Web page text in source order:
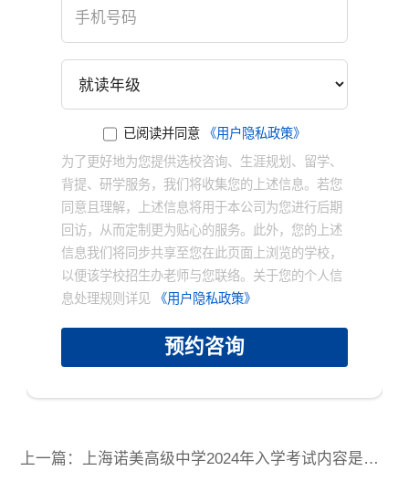
已阅读并同意
《用户隐私政策》
为了更好地为您提供选校咨询、生涯规划、留学、
背提、研学服务，我们将收集您的上述信息。若您
同意且理解，上述信息将用于本公司为您进行后期
回访，从而定制更为贴心的服务。此外，您的上述
信息我们将同步共享至您在此页面上浏览的学校，
以便该学校招生办老师与您联络。关于您的个人信
息处理规则详见
《用户隐私政策》
预约咨询
上一篇：上海诺美高级中学2024年入学考试内容是什么？申请材料有哪些？